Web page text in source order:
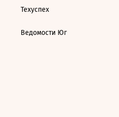
Техуспех
Ведомости Юг